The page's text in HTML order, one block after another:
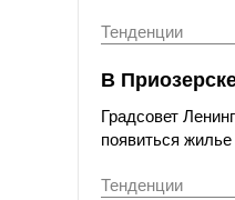
Тенденции
В
Градсовет
появиться
Тенденции